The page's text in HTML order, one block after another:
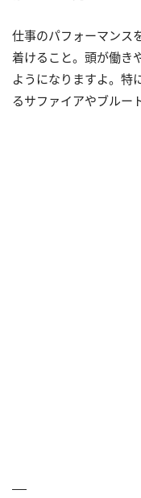
仕事のパフォーマンス
着けること。頭が働き
ようになりますよ。特
るサファイアやブルー